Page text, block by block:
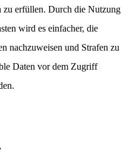
zu erfüllen. Durch die Nutzung
wird es einfacher, die
nachzuweisen und Strafen zu
Daten vor dem Zugriff